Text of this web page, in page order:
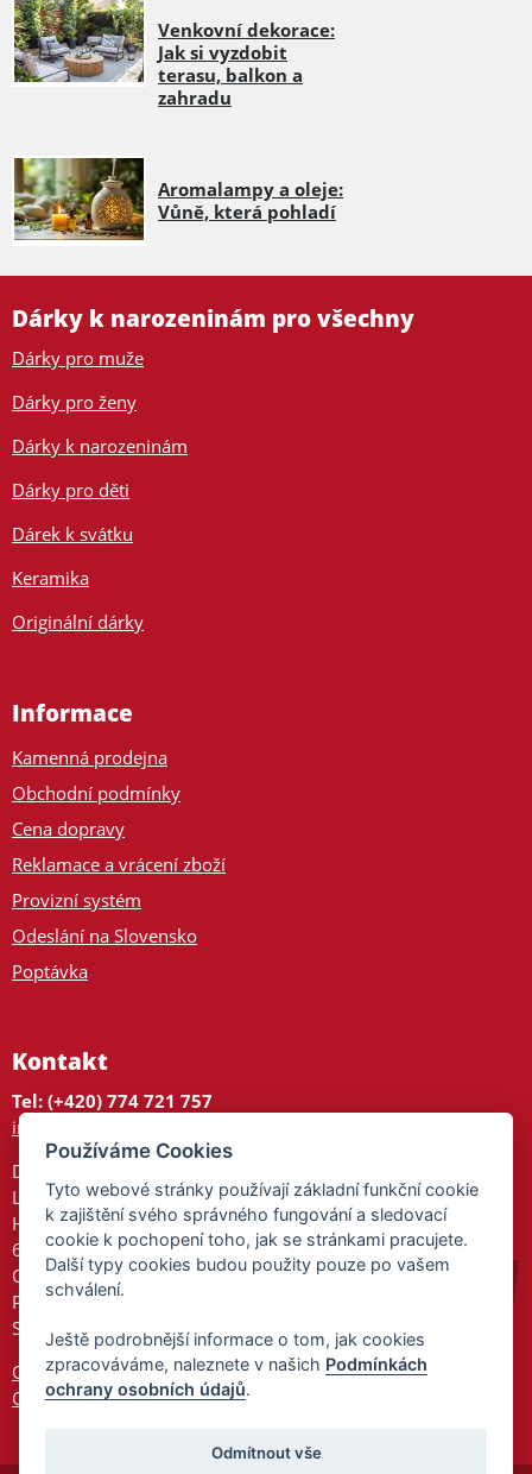
Venkovní dekorace:
Jak si vyzdobit
terasu, balkon a
zahradu
Aromalampy a oleje:
Vůně, která pohladí
Dárky k narozeninám pro všechny
Dárky pro muže
Dárky pro ženy
Dárky k narozeninám
Dárky pro děti
Dárek k svátku
Keramika
Originální dárky
Informace
Kamenná prodejna
Obchodní podmínky
Cena dopravy
Reklamace a vrácení zboží
Provizní systém
Odeslání na Slovensko
Poptávka
Kontakt
Tel: (+420) 774 721 757
info@tajnedarky.cz
Dárkové centrum
Legionářů 2
Hodonín
695 01
Otevřeno:
Po-Pá 9-17
So 9-11:30
Ochrana osobních údajů
Cookies
Používáme Cookies
Tyto webové stránky používají základní funkční cookie
k zajištění svého správného fungování a sledovací
cookie k pochopení toho, jak se stránkami pracujete.
Další typy cookies budou použity pouze po vašem
schválení.
Ještě podrobnější informace o tom, jak cookies
zpracováváme, naleznete v našich Podmínkách
ochrany osobních údajů.
Odmítnout vše